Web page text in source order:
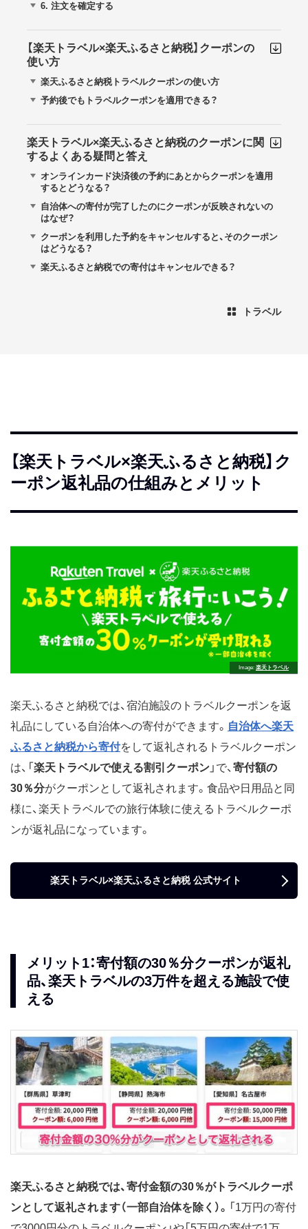
6. 注文を確定する
【楽天トラベル×楽天ふるさと納税】クーポンの
使い方
楽天ふるさと納税トラベルクーポンの使い方
予約後でもトラベルクーポンを適用できる？
楽天トラベル×楽天ふるさと納税のクーポンに関
するよくある疑問と答え
オンラインカード決済後の予約にあとからクーポンを適用
するとどうなる？
自治体への寄付が完了したのにクーポンが反映されないの
はなぜ？
クーポンを利用した予約をキャンセルすると、そのクーポン
はどうなる？
楽天ふるさと納税での寄付はキャンセルできる？
トラベル
【楽天トラベル×楽天ふるさと納税】ク
ーポン返礼品の仕組みとメリット
Image 楽天トラベル
楽天ふるさと納税では、宿泊施設のトラベルクーポンを返
礼品にしている自治体への寄付ができます。 自治体へ楽天
ふるさと納税から寄付をして返礼されるトラベルクーポン
は、「 楽天トラベルで使える割引クーポン 」で、 寄付額の
30％分がクーポンとして返礼されます。食品や日用品と同
様に、楽天トラベルでの旅行体験に使えるトラベルクーポ
ンが返礼品になっています。
楽天トラベル×楽天ふるさと納税 公式サイト
メリット1：寄付額の30％分クーポンが返礼
品、楽天トラベルの3万件を超える施設で使
える
楽天ふるさと納税では、寄付金額の30％がトラベルクーポ
ンとして返礼されます（一部自治体を除く）。 「1万円の寄付